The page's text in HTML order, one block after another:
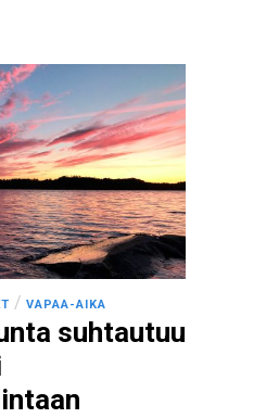
/ VAPAA-AIKA
suhtautuu